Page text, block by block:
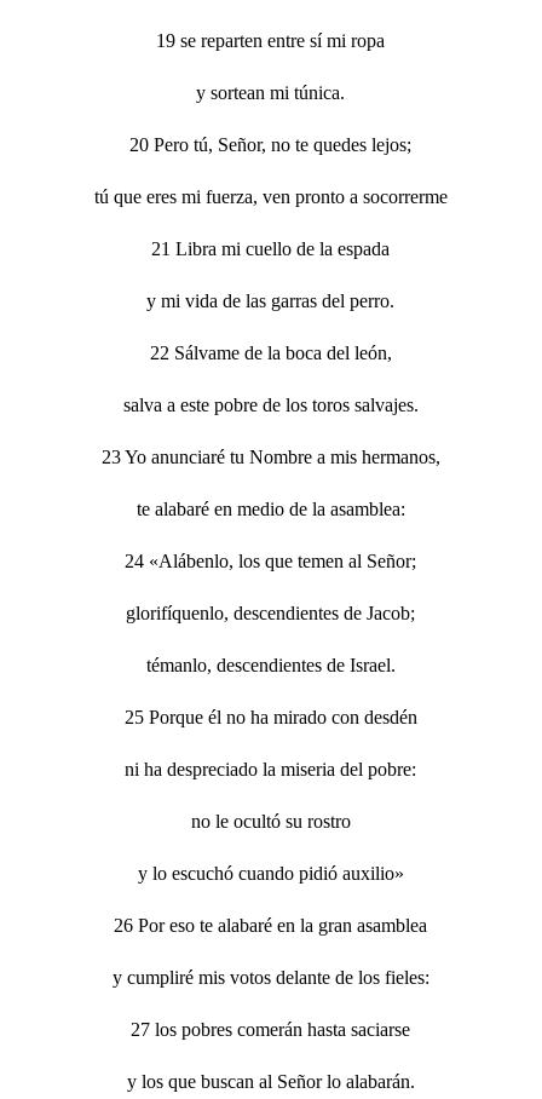
19 se reparten entre sí mi ropa
y sortean mi túnica.
20 Pero tú, Señor, no te quedes lejos;
tú que eres mi fuerza, ven pronto a socorrerme
21 Libra mi cuello de la espada
y mi vida de las garras del perro.
22 Sálvame de la boca del león,
salva a este pobre de los toros salvajes.
23 Yo anunciaré tu Nombre a mis hermanos,
te alabaré en medio de la asamblea:
24 «Alábenlo, los que temen al Señor;
glorifíquenlo, descendientes de Jacob;
témanlo, descendientes de Israel.
25 Porque él no ha mirado con desdén
ni ha despreciado la miseria del pobre:
no le ocultó su rostro
y lo escuchó cuando pidió auxilio»
26 Por eso te alabaré en la gran asamblea
y cumpliré mis votos delante de los fieles:
27 los pobres comerán hasta saciarse
y los que buscan al Señor lo alabarán.